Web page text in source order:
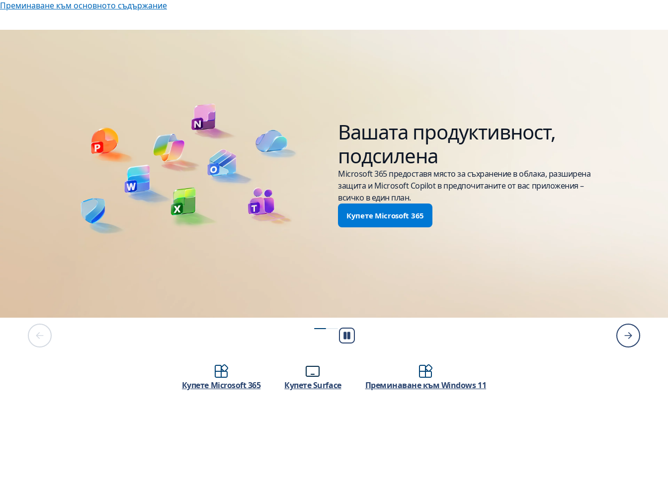
Преминаване към основното съдържание
Вашата продуктивност,
подсилена
Microsoft 365 предоставя място за съхранение в облака, разширена
защита и Microsoft Copilot в предпочитаните от вас приложения –
всичко в един план.
Купете Microsoft 365
Пусни
Купете Microsoft 365 Купете Surface Преминаване към Windows 11